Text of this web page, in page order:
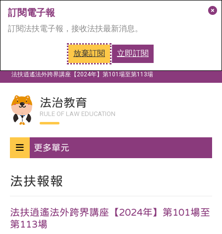
訂閱電子報
訂閱法扶電子報，接收法扶最新消息。
放棄訂閱 立即訂閱
視
窗
法扶報報
法扶逍遙法外跨界講座【2024年】第101場至第113場
法治教育
RULE OF LAW EDUCATION
更多單元
法扶報報
法扶逍遙法外跨界講座【2024年】第101場至
第113場